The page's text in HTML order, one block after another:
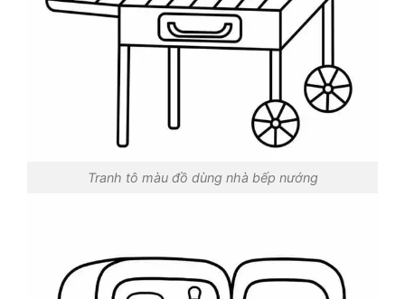
Tranh tô màu đồ dùng nhà bếp nướng